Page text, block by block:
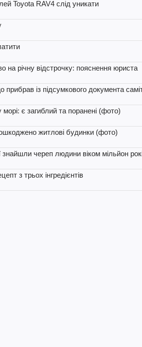
Toyota RAV4 слід уникати
на річну відстрочку: пояснення юриста
із підсумкового документа
є загиблий та поранені (фото)
житлові будинки (фото)
череп людини віком мільйон
з трьох інгредієнтів